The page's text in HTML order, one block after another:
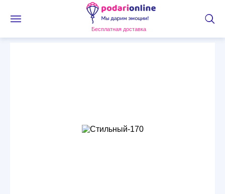
Бесплатная доставка